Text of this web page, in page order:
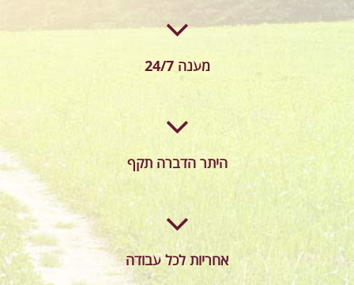
מענה 24/7
היתר הדברה תקף
אחריות לכל עבודה